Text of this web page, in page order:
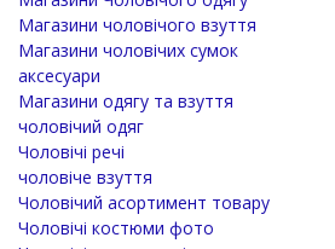
Магазини чоловічого взуття
Магазини чоловічих сумок
аксесуари
Магазини одягу та взуття
чоловічий одяг
Чоловічі речі
чоловіче взуття
Чоловічий асортимент товару
Чоловічі костюми фото